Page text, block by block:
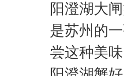
阳澄湖大
是苏州的
尝这种美